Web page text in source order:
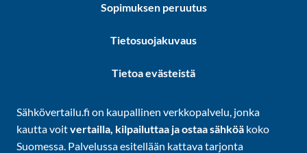
Sopimuksen peruutus
Tietosuojakuvaus
Tietoa evästeistä
Sähkövertailu.fi on kaupallinen verkkopalvelu, jonka
kautta voitvertailla, kilpailuttaa ja ostaa sähköä koko
Suomessa. Palvelussa esitellään kattava tarjonta